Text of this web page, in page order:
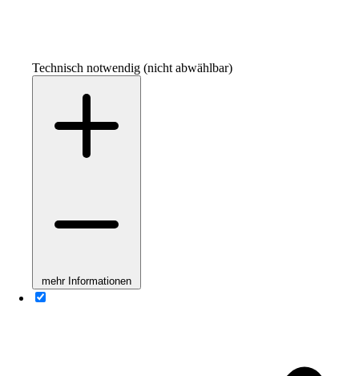
Technisch notwendig (nicht abwählbar)
mehr Informationen